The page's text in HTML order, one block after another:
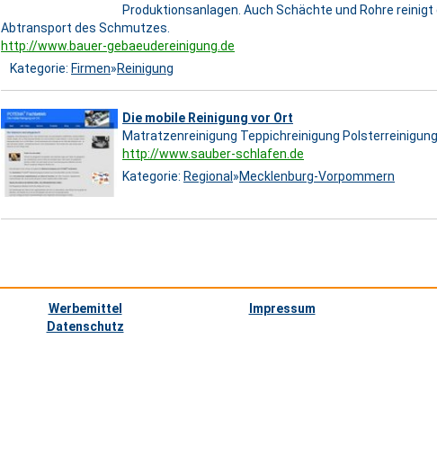
Produktionsanlagen. Auch Schächte und Rohre
Abtransport des Schmutzes.
http://www.bauer-gebaeudereinigung.de
Kategorie: Firmen»Reinigung
Die mobile Reinigung vor Ort
Matratzenreinigung Teppichreinigung Polsterreinigung
http://www.sauber-schlafen.de
Kategorie: Regional »Mecklenburg-Vorpommern
Werbemittel Impressum
Datenschutz